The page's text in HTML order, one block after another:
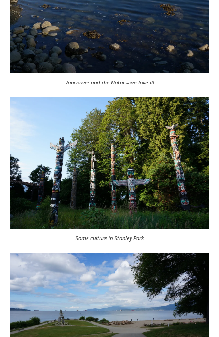
Vancouver und die Natur – we love it!
Some culture in Stanley Park